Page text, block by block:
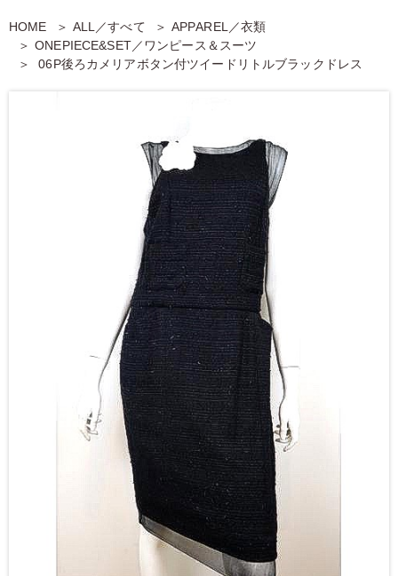
HOME ALL／すべて
APPAREL／衣類
ONEPIECE&SET／ワンピース＆スーツ
06P後ろカメリアボタン付ツイードリトルブラックドレス